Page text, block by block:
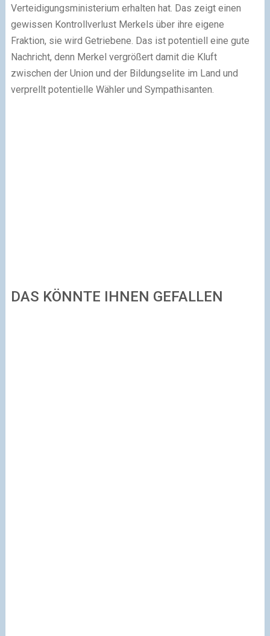
Verteidigungsministerium erhalten hat. Das zeigt einen
gewissen Kontrollverlust Merkels über ihre eigene
Fraktion, sie wird Getriebene. Das ist potentiell eine gute
Nachricht, denn Merkel vergrößert damit die Kluft
zwischen der Union und der Bildungselite im Land und
verprellt potentielle Wähler und Sympathisanten.
DAS KÖNNTE IHNEN GEFALLEN